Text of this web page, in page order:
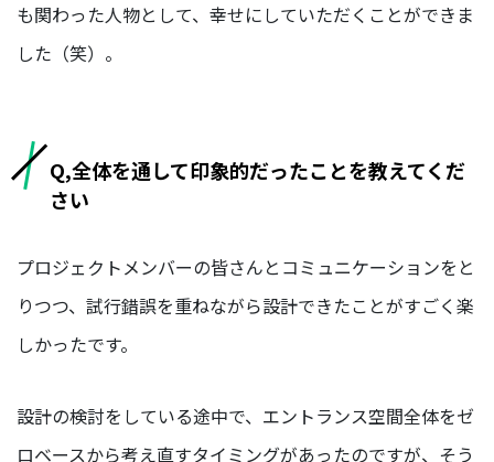
も関わった人物として、幸せにしていただくことができま
した（笑）。
Q,全体を通して印象的だったことを教えてくだ
さい
プロジェクトメンバーの皆さんとコミュニケーションをと
りつつ、試行錯誤を重ねながら設計できたことがすごく楽
しかったです。
設計の検討をしている途中で、エントランス空間全体をゼ
ロベースから考え直すタイミングがあったのですが、そう